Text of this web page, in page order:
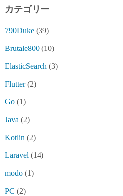
カテゴリー
790Duke (39)
Brutale800 (10)
ElasticSearch (3)
Flutter(2)
Go (1)
Java (2)
Kotlin (2)
Laravel (14)
modo (1)
PC (2)